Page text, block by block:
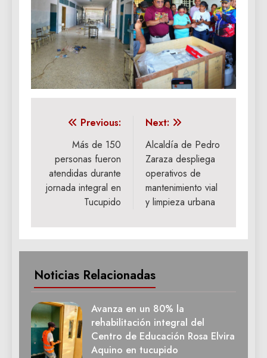
Navegación
entradas
Previous:
Más de 150
personas fueron
atendidas durante
jornada integral en
Tucupido
Next:
Alcaldía de Pedro
Zaraza despliega
operativos de
mantenimiento vial
y limpieza urbana
Noticias Relacionadas
Avanza en un 80% la
rehabilitación integral del
Centro de Educación Rosa Elvira
Aquino en tucupido